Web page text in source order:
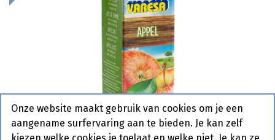
Onze website maakt gebruik van cookies om je een
aangename surfervaring aan te bieden. Je kan zelf